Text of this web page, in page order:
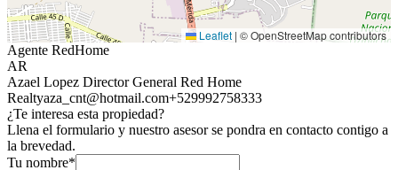
Leaflet | © OpenStreetMap contributors
Agente RedHome
AR
Azael Lopez Director General Red Home
Realtyaza_cnt@hotmail.com+529992758333
¿Te interesa esta propiedad?
Llena el formulario y nuestro asesor se pondra en contacto contigo a
la brevedad.
Tu nombre*